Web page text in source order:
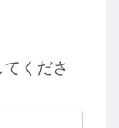
くださ